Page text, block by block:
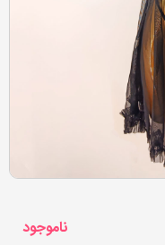
ناموجود